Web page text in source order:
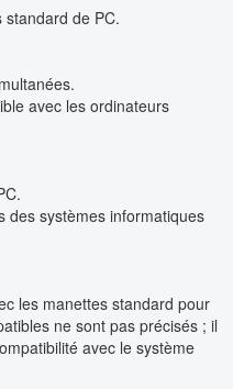
de PC.
avec les ordinateurs
des systèmes informatiques
les manettes standard pour
ne sont pas précisés ; il
avec le système